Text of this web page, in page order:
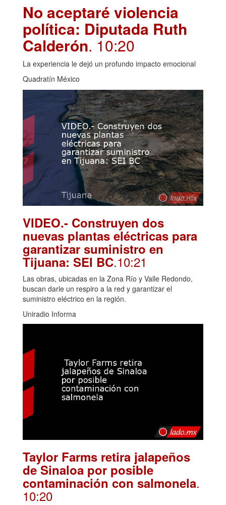
No aceptaré violencia
política: Diputada Ruth
Calderón. 10:20
La experiencia le dejó un profundo impacto emocional
Quadratín México
VIDEO.- Construyen dos
nuevas plantas eléctricas para
garantizar suministro en
Tijuana: SEI BC.10:21
Las obras, ubicadas en la Zona Río y Valle Redondo,
buscan darle un respiro a la red y garantizar el
suministro eléctrico en la región.
Uniradio Informa
Taylor Farms retira jalapeños
de Sinaloa por posible
contaminación con salmonela.
10:20